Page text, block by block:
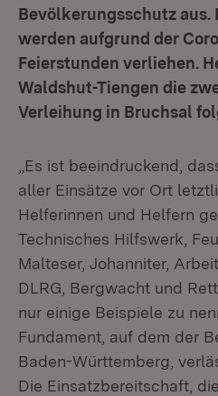
Bevölkerungsschutz aus.
werden aufgrund der
Feierstunden verliehen.
Waldshut-Tiengen die
Verleihung in Bruchsal
„Es ist beeindruckend,
aller Einsätze vor Ort
Helferinnen und Helfern
Technisches Hilfswerk,
Malteser, Johanniter,
DLRG, Bergwacht und
nur einige Beispiele zu
Fundament, auf dem der
Baden-Württemberg,
Die Einsatzbereitschaft,